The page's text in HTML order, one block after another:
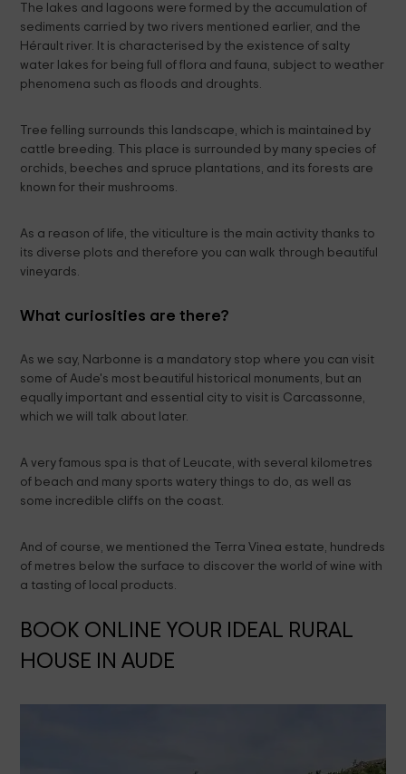
The lakes and lagoons were formed by the accumulation of
sediments carried by two rivers mentioned earlier, and the
Hérault river. It is characterised by the existence of salty
water lakes for being full of flora and fauna, subject to weather
phenomena such as floods and droughts.
Tree felling surrounds this landscape, which is maintained by
cattle breeding. This place is surrounded by many species of
orchids, beeches and spruce plantations, and its forests are
known for their mushrooms.
As a reason of life, the viticulture is the main activity thanks to
its diverse plots and therefore you can walk through beautiful
vineyards.
What curiosities are there?
As we say, Narbonne is a mandatory stop where you can visit
some of Aude's most beautiful historical monuments, but an
equally important and essential city to visit is Carcassonne,
which we will talk about later.
A very famous spa is that of Leucate, with several kilometres
of beach and many sports watery things to do, as well as
some incredible cliffs on the coast.
And of course, we mentioned the Terra Vinea estate, hundreds
of metres below the surface to discover the world of wine with
a tasting of local products.
BOOK ONLINE YOUR IDEAL RURAL
HOUSE IN AUDE